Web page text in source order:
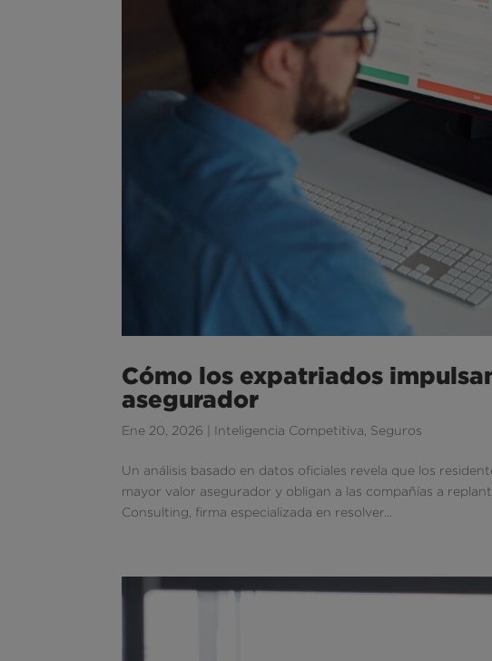
Cómo los expatriados
asegurador
Ene 20, 2026 Inteligencia Competitiva Seguros
Un análisis basado en datos oficiales revela que los
mayor valor asegurador y obligan a las compañías a
Consulting, firma especializada en resolver...